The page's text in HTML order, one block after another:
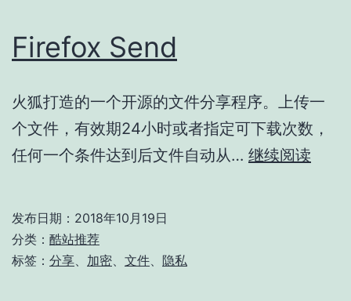
Firefox Send
火狐打造的一个开源的文件分享程序。上传一
个文件，有效期24小时或者指定可下载次数，
任何一个条件达到后文件自动从… 继续阅读
发布日期： 2018年10月19日
分类： 酷站推荐
标签： 分享 加密 文件 隐私